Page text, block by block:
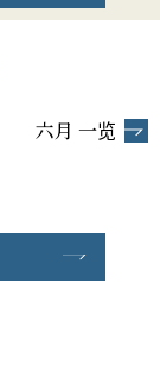
六月 一览